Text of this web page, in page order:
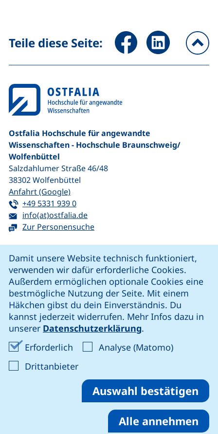
Damit unsere Website technisch funktioniert,
verwenden wir dafür erforderliche Cookies.
Außerdem ermöglichen optionale Cookies eine
bestmögliche Nutzung der Seite. Mit einem
Häkchen gibst du dein Einverständnis. Du
kannst jederzeit widerrufen. Mehr Infos dazu in
unserer Datenschutzerklärung.
Erforderlich Erforderliche Cookies akzeptieren
Analyse (Matomo)Analyse-
Drittanbieter: Cookies von Drittanbieter
Auswahl bestätigen
Alle annehmen
Teile diese Seite: Seite über Facebook teilen
Seite über
Ostfalia Hochschule für angewandte
Wissenschaften - Hochschule Braunschweig/​
Wolfenbüttel
Salzdahlumer Straße 46/48
38302Wolfenbüttel
Anfahrt (Google)(externer Link, öffnet neues Fenster)
Tel:
+49 5331 939 0(startet einen Telefonanruf, wenn Ihr
E-Mail:
info(at)ostfalia.de(öffnet Ihr E-Mail-Programm)
Zur Personensuche
unsere Facebook-Seite (externer Link, öffnet neues
unsere LinkedIn-Seite (externer Link, öffnet
unsere Instagram-Seite (externer Link,
unsere YouTube-Seite (externer
Cookie-Einstellungen
Impressum
Datenschutz
Erklärung zur Barrierefreiheit